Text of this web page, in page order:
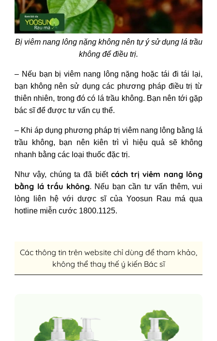
Bị viêm nang lông nặng không nên tự ý sử dụng lá trầu
không để điều trị.
– Nếu bạn bị viêm nang lông nặng hoặc tái đi tái lại,
bạn không nên sử dụng các phương pháp điều trị từ
thiên nhiên, trong đó có lá trầu không. Bạn nên tới gặp
bác sĩ để được tư vấn cụ thể.
– Khi áp dụng phương pháp trị viêm nang lông bằng lá
trầu không, bạn nên kiên trì vì hiệu quả sẽ không
nhanh bằng các loại thuốc đặc trị.
Như vậy, chúng ta đã biết cách trị viêm nang lông
bằng lá trầu không. Nếu bạn cần tư vấn thêm, vui
lòng liên hệ với dược sĩ của Yoosun Rau má qua
hotline miễn cước 1800.1125.
Các thông tin trên website chỉ dùng để tham khảo,
không thể thay thế ý kiến Bác sĩ